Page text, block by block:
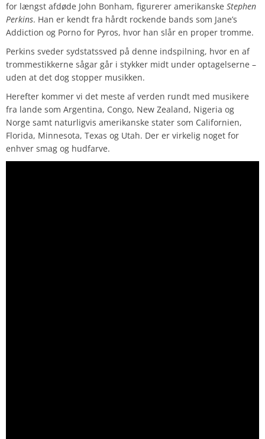
for længst afdøde John Bonham, figurerer amerikanske Stephen
Perkins. Han er kendt fra hårdt rockende bands som Jane’s
Addiction og Porno for Pyros, hvor han slår en proper tromme.
Perkins sveder sydstatssved på denne indspilning, hvor en af
trommestikkerne sågar går i stykker midt under optagelserne –
uden at det dog stopper musikken.
Herefter kommer vi det meste af verden rundt med musikere
fra lande som Argentina, Congo, New Zealand, Nigeria og
Norge samt naturligvis amerikanske stater som Californien,
Florida, Minnesota, Texas og Utah. Der er virkelig noget for
enhver smag og hudfarve.